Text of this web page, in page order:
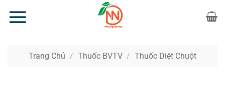
qua
Trang Chủ / Thuốc BVTV / Thuốc Diệt Chuột